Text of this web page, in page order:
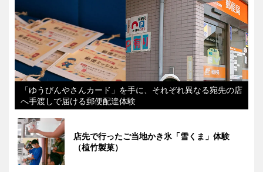
「ゆうびんやさんカード」を手に、それぞれ異なる宛先の店
へ手渡しで届ける郵便配達体験
店先で行ったご当地かき氷「雪くま」体験
（植竹製菓）